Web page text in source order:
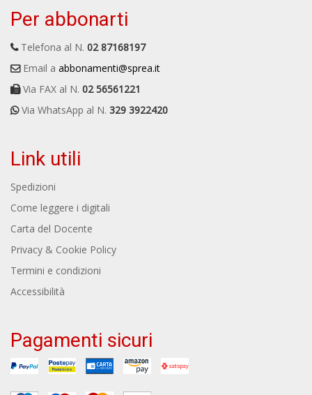
Per abbonarti
Telefona al N. 02 87168197
Email a abbonamenti@sprea.it
Via FAX al N. 02 56561221
Via WhatsApp al N. 329 3922420
Link utili
Spedizioni
Come leggere i digitali
Carta del Docente
Privacy & Cookie Policy
Termini e condizioni
Accessibilità
Pagamenti sicuri